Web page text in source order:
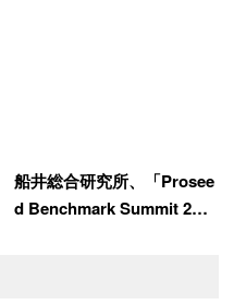
船井総合研究所、「Prosee
d Benchmark Summit 2…